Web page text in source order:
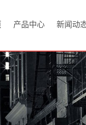
产品中心 新闻动